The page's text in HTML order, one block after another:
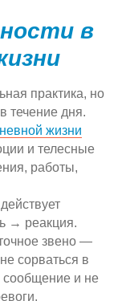
в
практика, но
в течение дня.
жизни
и телесные
работы,
→ реакция.
звено —
сорваться в
сообщение и не